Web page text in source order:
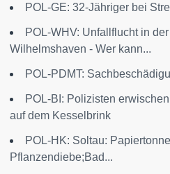
POL-GE: 32-Jähriger bei
POL-WHV: Unfallflucht in
Wilhelmshaven - Wer kann...
POL-PDMT:
POL-BI: Polizisten
auf dem Kesselbrink
POL-HK: Soltau:
Pflanzendiebe;Bad...